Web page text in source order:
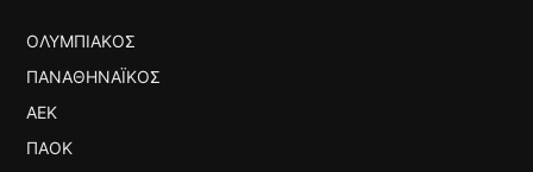
ΟΛΥΜΠΙΑΚΌΣ
ΠΑΝΑΘΗΝΑΪΚΌΣ
ΑΕΚ
ΠΑΟΚ